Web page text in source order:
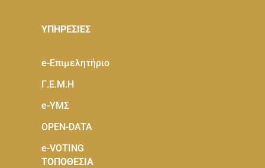
ΥΠΗΡΕΣΙΕΣ
e-Eπιμελητήριο
Γ.Ε.Μ.Η
e-ΥΜΣ
OPEN-DATA
e-VOTING
ΤΟΠΟΘΕΣΙΑ